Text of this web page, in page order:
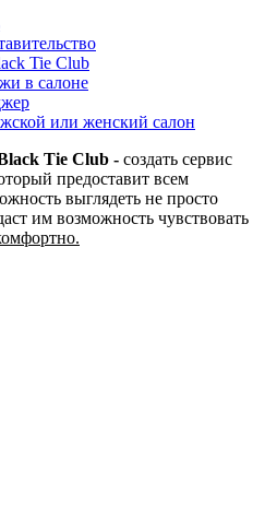
Tie Club
в салоне
или женский салон
Tie Club - создать сервис
предоставит всем
выглядеть не просто
им возможность чувствовать